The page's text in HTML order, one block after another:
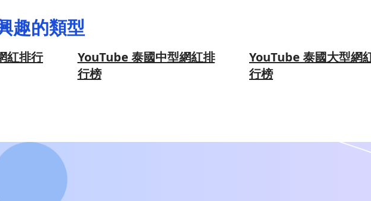
趣的類型
紅排行
YouTube 泰國中型網紅排
行榜
YouTube 泰國大型網
行榜